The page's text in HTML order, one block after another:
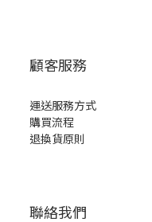
顧客服務
運送服務方式
購買流程
退換貨原則
聯絡我們